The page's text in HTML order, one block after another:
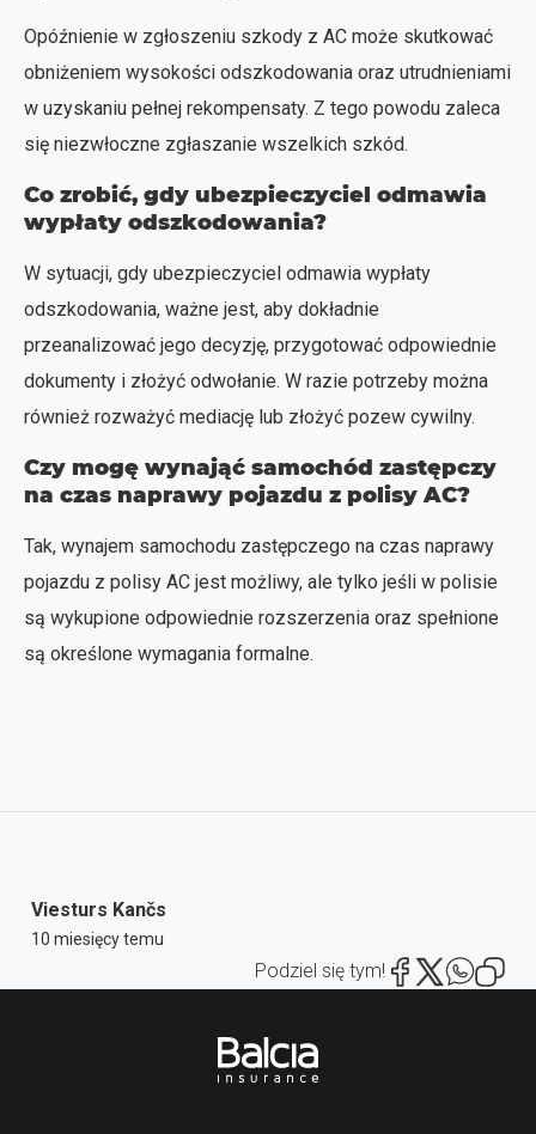
Opóźnienie w zgłoszeniu szkody z AC może skutkować
obniżeniem wysokości odszkodowania oraz utrudnieniami
w uzyskaniu pełnej rekompensaty. Z tego powodu zaleca
się niezwłoczne zgłaszanie wszelkich szkód.
Co zrobić, gdy ubezpieczyciel odmawia
wypłaty odszkodowania?
W sytuacji, gdy ubezpieczyciel odmawia wypłaty
odszkodowania, ważne jest, aby dokładnie
przeanalizować jego decyzję, przygotować odpowiednie
dokumenty i złożyć odwołanie. W razie potrzeby można
również rozważyć mediację lub złożyć pozew cywilny.
Czy mogę wynająć samochód zastępczy
na czas naprawy pojazdu z polisy AC?
Tak, wynajem samochodu zastępczego na czas naprawy
pojazdu z polisy AC jest możliwy, ale tylko jeśli w polisie
są wykupione odpowiednie rozszerzenia oraz spełnione
są określone wymagania formalne.
Viesturs Kančs
10 miesięcy temu
Podziel się tym!